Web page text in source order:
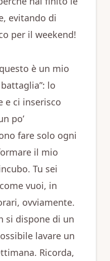
evitando di
per il weekend!
è un mio
lo
e ci inserisco
po’
fare solo ogni
il mio
Tu sei
vuoi, in
ovviamente.
si dispone di un
lavare un
Ricorda,